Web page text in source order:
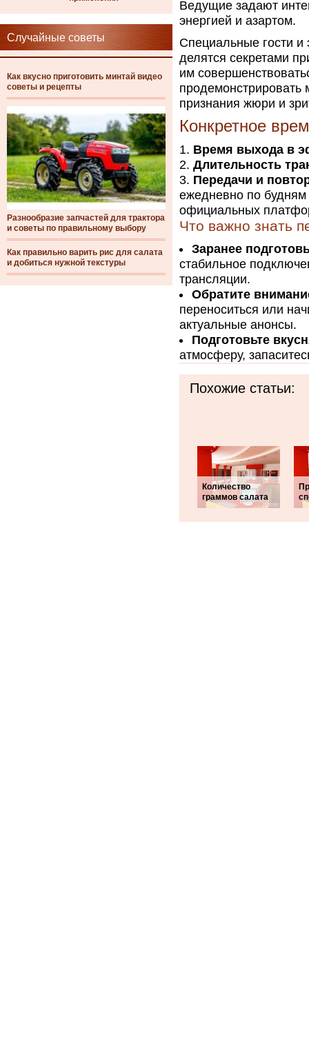
Случайные советы
Как вкусно приготовить минтай видео
советы и рецепты
Разнообразие запчастей для трактора
и советы по правильному выбору
Как правильно варить рис для салата
и добиться нужной текстуры
Ведущие задают
энергией и азартом.
Специальные гости и
делятся секретами
им
продемонстрировать
признания жюри и
Конкретное
Время выхода в
Длительность
Передачи и
ежедневно по будням
официальных
Что важно знать
Заранее
стабильное
трансляции.
Обратите
переноситься или
актуальные анонсы.
Подготовьте
атмосферу,
Похожие статьи:
Количество
граммов салата